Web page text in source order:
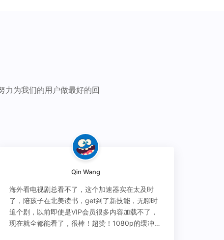
力为我们的用户做最好的回
Qin Wang
海外看电视剧总看不了，这个加速器实在太及时
了，陪孩子在北美读书，get到了新技能，无聊时
追个剧，以前即使是VIP会员很多内容加载不了，
现在就全都能看了，很棒！超赞！1080p的缓冲完